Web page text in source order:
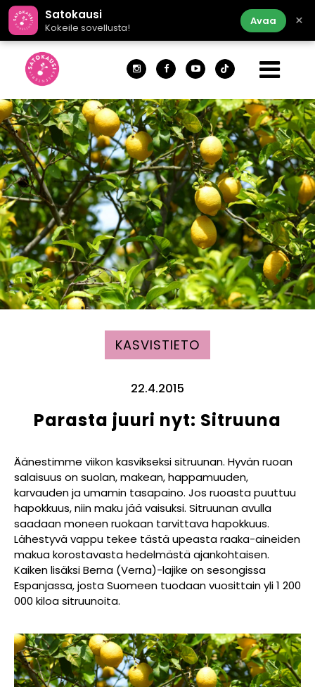
Satokausi
Kokeile sovellusta!
Avaa ×
KASVISTIETO
22.4.2015
Parasta juuri nyt: Sitruuna
Äänestimme viikon kasvikseksi sitruunan. Hyvän ruoan
salaisuus on suolan, makean, happamuuden,
karvauden ja umamin tasapaino. Jos ruoasta puuttuu
hapokkuus, niin maku jää vaisuksi. Sitruunan avulla
saadaan moneen ruokaan tarvittava hapokkuus.
Lähestyvä vappu tekee tästä upeasta raaka-aineiden
makua korostavasta hedelmästä ajankohtaisen.
Kaiken lisäksi Berna (Verna)-lajike on sesongissa
Espanjassa, josta Suomeen tuodaan vuosittain yli 1 200
000 kiloa sitruunoita.